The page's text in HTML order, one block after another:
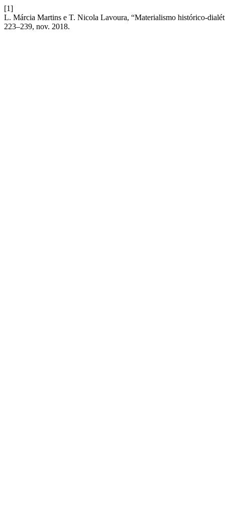
[1]
L. Márcia Martins e T. Nicola Lavoura, “Materialismo histórico-
223–239, nov. 2018.